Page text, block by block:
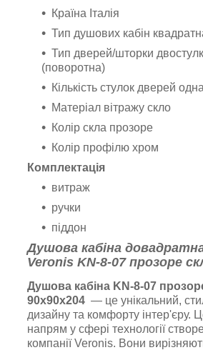
Країна Італія
Тип душових кабін
Тип дверей/шторки
(поворотна)
Кількість стулок дверей одна
Матеріал вітражу скло
Колір скла прозоре
Колір профілю хром
Комплектація
витраж
ручки
піддон
Душова кабіна до
Veronis KN-8-07 прозоре
Душова кабіна KN-8-07
90х90х204 — це унікальний,
дизайну та комфорту інтер'єру.
напрям у сфері технології
компанії Veronis. Вони